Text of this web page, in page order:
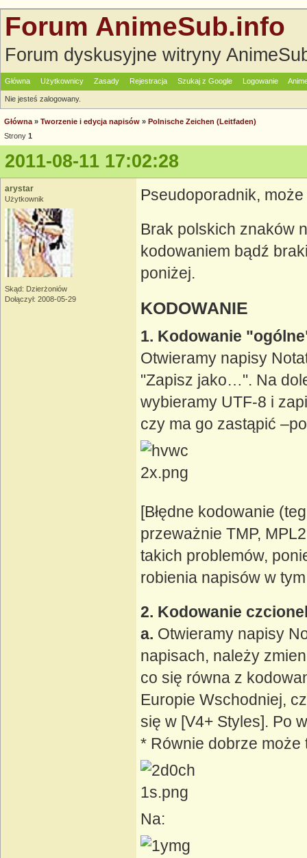
Forum AnimeSub.info
Forum dyskusyjne witryny
Główna Użytkownicy Zasady Rejestracja Szukaj z Google Logowanie
Nie jesteś zalogowany.
Główna » Tworzenie i edycja napisów » Polnische Zeichen (Leitfaden)
Strony 1
2011-08-11 17:02:28
arystar
Użytkownik
Skąd: Dzierżoniów
Dołączył: 2008-05-29
Pseudoporadnik,
Brak polskich znaków
kodowaniem bądź
poniżej.
KODOWANIE
1. Kodowanie
Otwieramy napisy
"Zapisz jako…". Na
wybieramy UTF-8 i
czy ma go zastąpić
[Błędne kodowanie
przeważnie TMP,
takich problemów,
robienia napisów w
2. Kodowanie
a. Otwieramy napisy
napisach, należy
co się równa z
Europie Wschodniej,
się w [V4+ Styles]. Po
* Równie dobrze
Na: